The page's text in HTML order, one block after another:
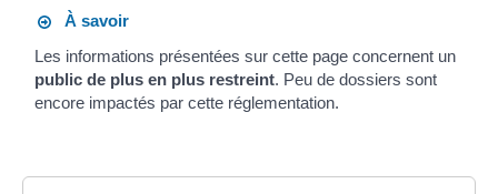
À savoir
Les informations présentées sur cette page concernent un
public de plus en plus restreint. Peu de dossiers sont
encore impactés par cette réglementation.